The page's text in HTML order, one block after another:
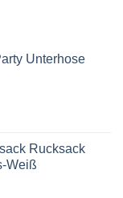
Unterhose
Rucksack
Weiß